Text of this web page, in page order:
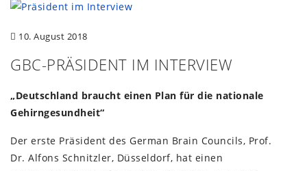
GBC-PRÄSIDENT IM INTERVIEW
10. August 2018
„Deutschland braucht einen Plan für die nationale
Gehirngesundheit“
Der erste Präsident des German Brain Councils, Prof.
Dr. Alfons Schnitzler, Düsseldorf, hat einen